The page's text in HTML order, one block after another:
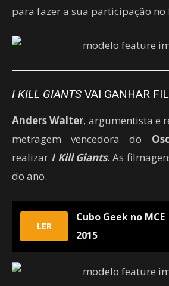
para fazer a sua participação no
I KILL GIANTS VAI GANHAR
Anders Walter, argumentista e
metragem vencedora do
realizar I Kill Giants. As
do ano.
LER
Cubo Geek no MCE
2015